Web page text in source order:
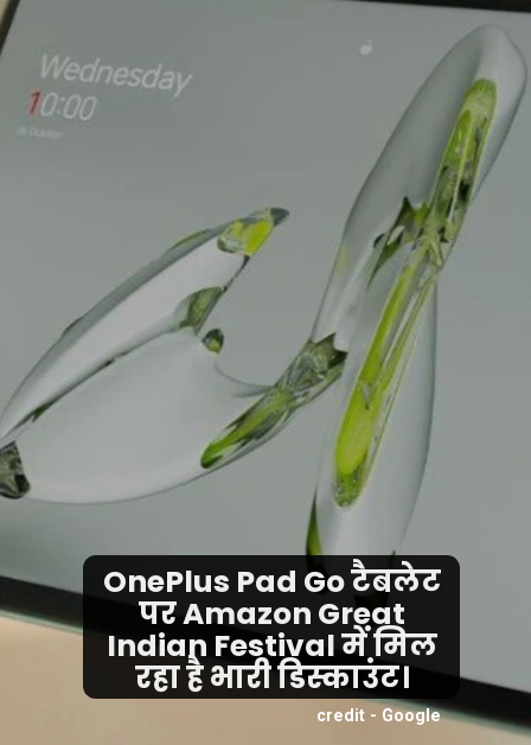
OnePlus Pad Go टैबलेट
पर Amazon Great
Indian Festival में मिल
रहा है भारी डिस्काउंट।
credit - Google